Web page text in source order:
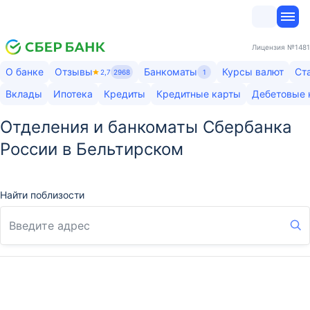
Лицензия №1481
О банке Отзывы 2,7 2968 Банкоматы 1 Курсы валют
Вклады
Ипотека Кредиты Кредитные карты Дебетовые
Отделения и банкоматы Сбербанка
России в Бельтирском
Найти поблизости